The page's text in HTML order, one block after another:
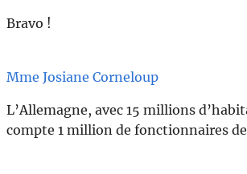
Bravo !
Mme Josiane Corneloup
L’Allemagne, avec 15 millions
compte 1 million de fonctionnaires